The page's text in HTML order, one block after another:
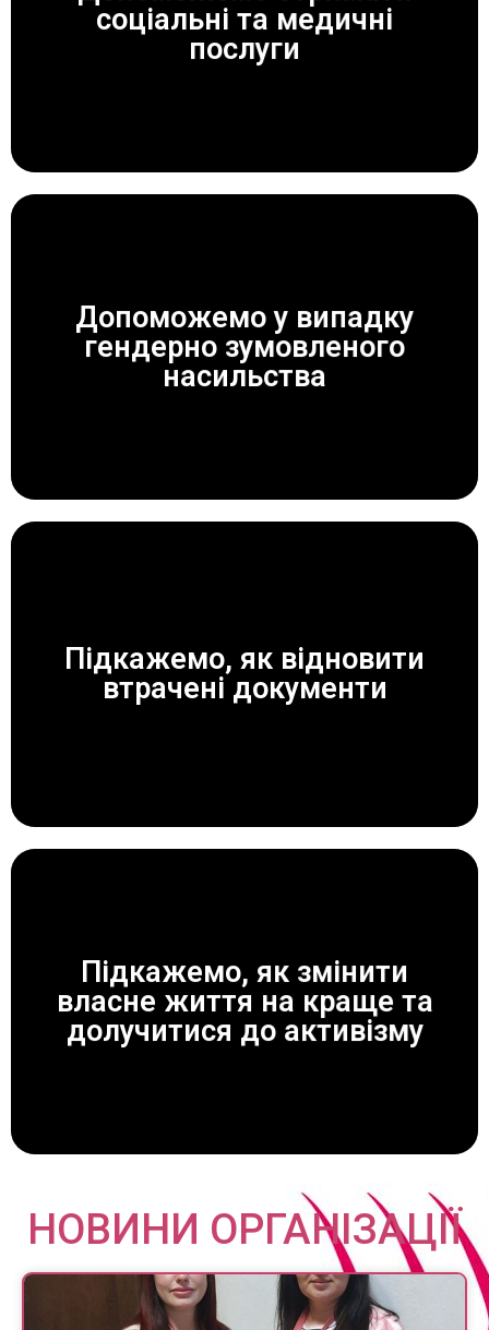
соціальні та медичні
послуги
ЗАВЖДИ ДОПОМОЖЕМО!
Допоможемо у випадку
гендерно зумовленого
насильства
ЗАВЖДИ ДОПОМОЖЕМО!
Підкажемо, як відновити
втрачені документи
ЗАВЖДИ ДОПОМОЖЕМО!
Підкажемо, як змінити
власне життя на краще та
долучитися до активізму
ЗАВЖДИ ДОПОМОЖЕМО!
НОВИНИ ОРГАНІЗАЦІЇ